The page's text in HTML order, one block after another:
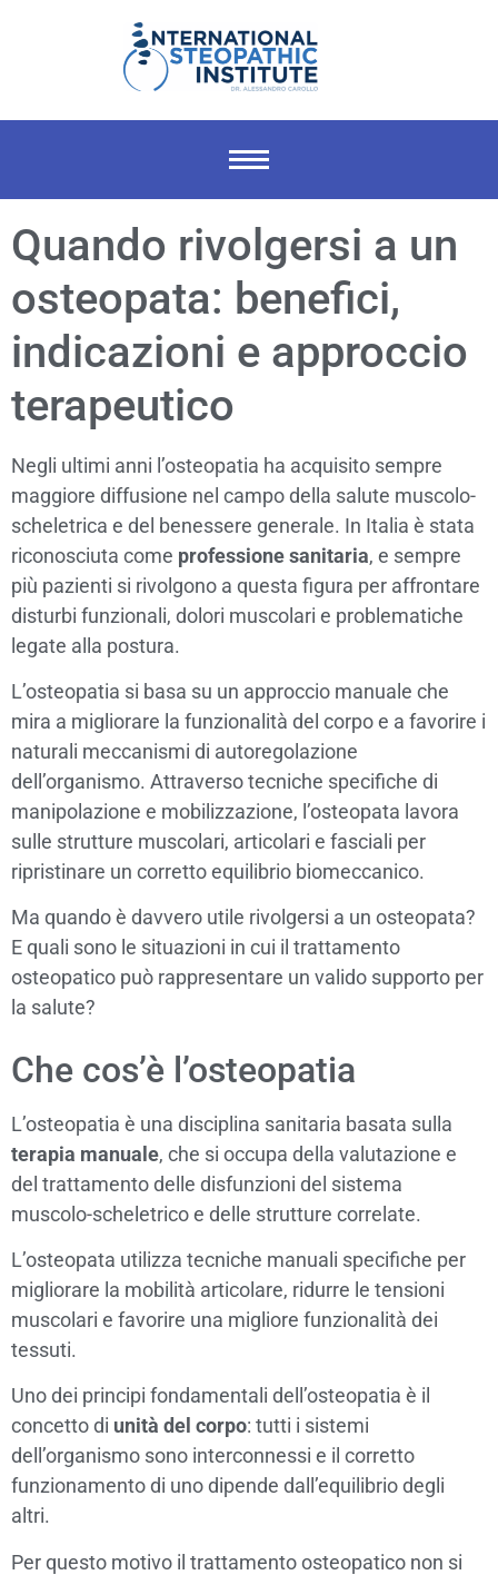
Quando rivolgersi a un
osteopata: benefici,
indicazioni e approccio
terapeutico
Negli ultimi anni l’osteopatia ha acquisito sempre
maggiore diffusione nel campo della salute muscolo-
scheletrica e del benessere generale. In Italia è stata
riconosciuta come professione sanitaria, e sempre
più pazienti si rivolgono a questa figura per affrontare
disturbi funzionali, dolori muscolari e problematiche
legate alla postura.
L’osteopatia si basa su un approccio manuale che
mira a migliorare la funzionalità del corpo e a favorire i
naturali meccanismi di autoregolazione
dell’organismo. Attraverso tecniche specifiche di
manipolazione e mobilizzazione, l’osteopata lavora
sulle strutture muscolari, articolari e fasciali per
ripristinare un corretto equilibrio biomeccanico.
Ma quando è davvero utile rivolgersi a un osteopata?
E quali sono le situazioni in cui il trattamento
osteopatico può rappresentare un valido supporto per
la salute?
Che cos’è l’osteopatia
L’osteopatia è una disciplina sanitaria basata sulla
terapia manuale, che si occupa della valutazione e
del trattamento delle disfunzioni del sistema
muscolo-scheletrico e delle strutture correlate.
L’osteopata utilizza tecniche manuali specifiche per
migliorare la mobilità articolare, ridurre le tensioni
muscolari e favorire una migliore funzionalità dei
tessuti.
Uno dei principi fondamentali dell’osteopatia è il
concetto di unità del corpo: tutti i sistemi
dell’organismo sono interconnessi e il corretto
funzionamento di uno dipende dall’equilibrio degli
altri.
Per questo motivo il trattamento osteopatico non si